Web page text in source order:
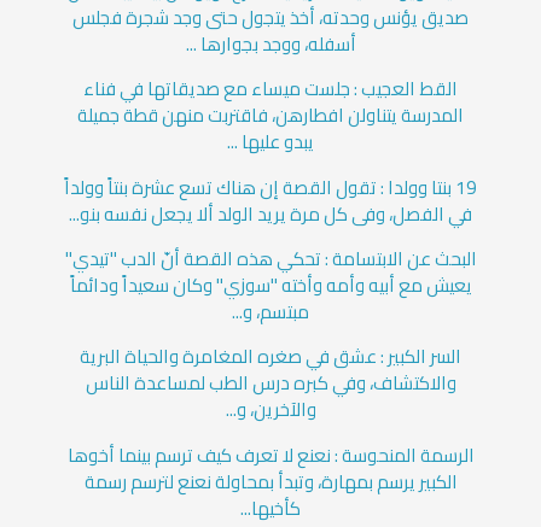
صديق يؤنس وحدته، أخذ يتجول حتى وجد شجرة فجلس
أسفله، ووجد بجوارها ...
القط العجيب : جلست ميساء مع صديقاتها في فناء
المدرسة يتناولن افطارهن، فاقتربت منهن قطة جميلة
يبدو عليها ...
19 بنتا وولدا : تقول القصة إن هناك تسع عشرة بنتاً وولداً
في الفصل، وفى كل مرة يريد الولد ألا يجعل نفسه بنو...
البحث عن الابتسامة : تحكي هذه القصة أنّ الدب "تيدي"
يعيش مع أبيه وأمه وأخته "سوزي" وكان سعيداً ودائماً
مبتسم، و...
السر الكبير : عشق في صغره المغامرة والحياة البرية
والاكتشاف، وفي كبره درس الطب لمساعدة الناس
والآخرين، و...
الرسمة المنحوسة : نعنع لا تعرف كيف ترسم بينما أخوها
الكبير يرسم بمهارة، وتبدأ بمحاولة نعنع لترسم رسمة
كأخيها...